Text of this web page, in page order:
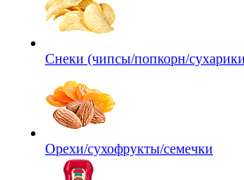
Снеки (чипсы/попкорн/
Орехи/сухофрукты/семечки